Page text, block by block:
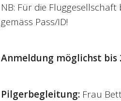
NB: Für die
gemäss Pass/ID!
Anmeldung möglichst bis
Pilgerbegleitung: Frau